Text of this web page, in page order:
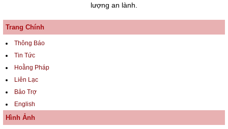
lượng an lành.
Trang Chính
Thông Báo
Tin Tức
Hoằng Pháp
Liên Lạc
Bảo Trợ
English
Hình Ảnh